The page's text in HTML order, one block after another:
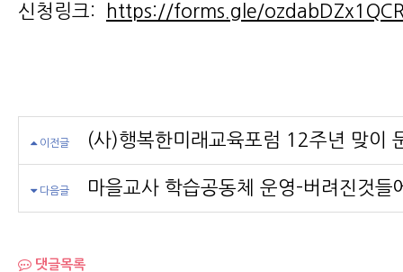
신청링크: https://forms.gle/
이전글 (사)행복한미래교육포럼 12주년 맞이
다음글 마을교사 학습공동체 운영-버려진것들
댓글목록